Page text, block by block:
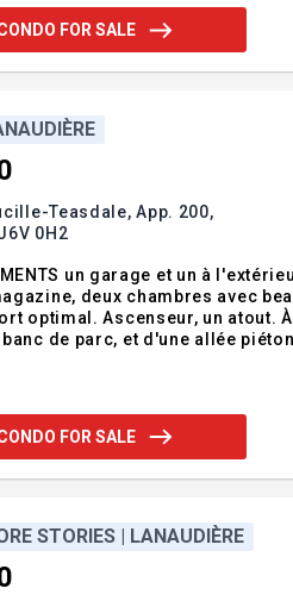
FOR SALE
Teasdale, App. 200,
0H2
un garage et un à
deux chambres avec
optimal. Ascenseur, un atout.
de parc, et d'une allée
d'un
FOR SALE
STORIES | LANAUDIÈRE